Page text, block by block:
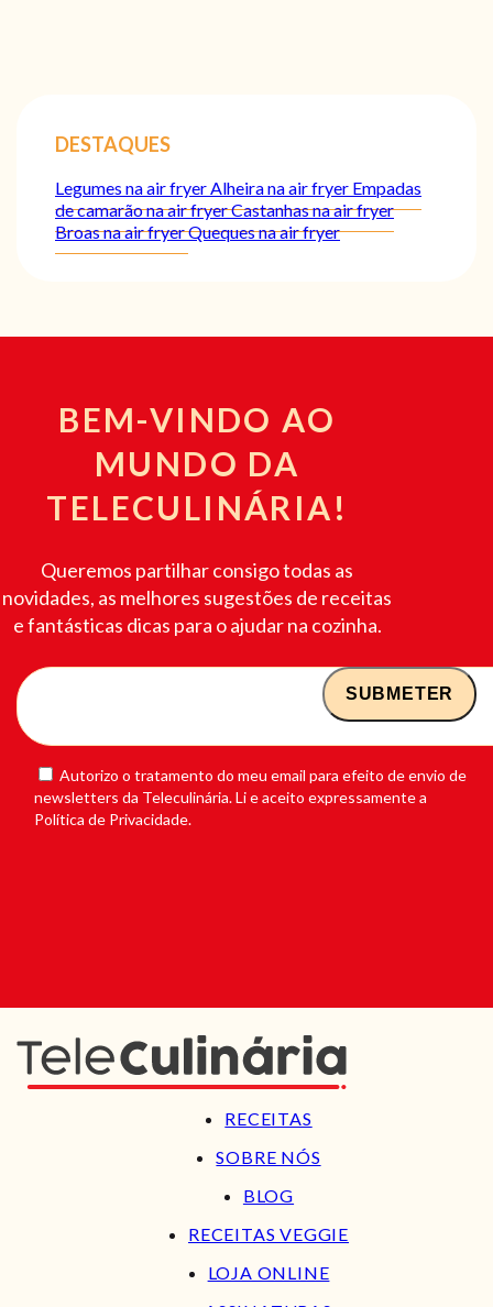
DESTAQUES
Legumes na air fryer Alheira na air fryer Empadas
de camarão na air fryerCastanhas na air fryer
Broas na air fryerQueques na air fryer
BEM-VINDO AO
MUNDO DA
TELECULINÁRIA!
Queremos partilhar consigo todas as
novidades, as melhores sugestões de receitas
e fantásticas dicas para o ajudar na cozinha.
Autorizo o tratamento do meu email para efeito de envio de
newsletters da Teleculinária. Li e aceito expressamente a
Política de Privacidade.
RECEITAS
SOBRE NÓS
BLOG
RECEITAS VEGGIE
LOJA ONLINE